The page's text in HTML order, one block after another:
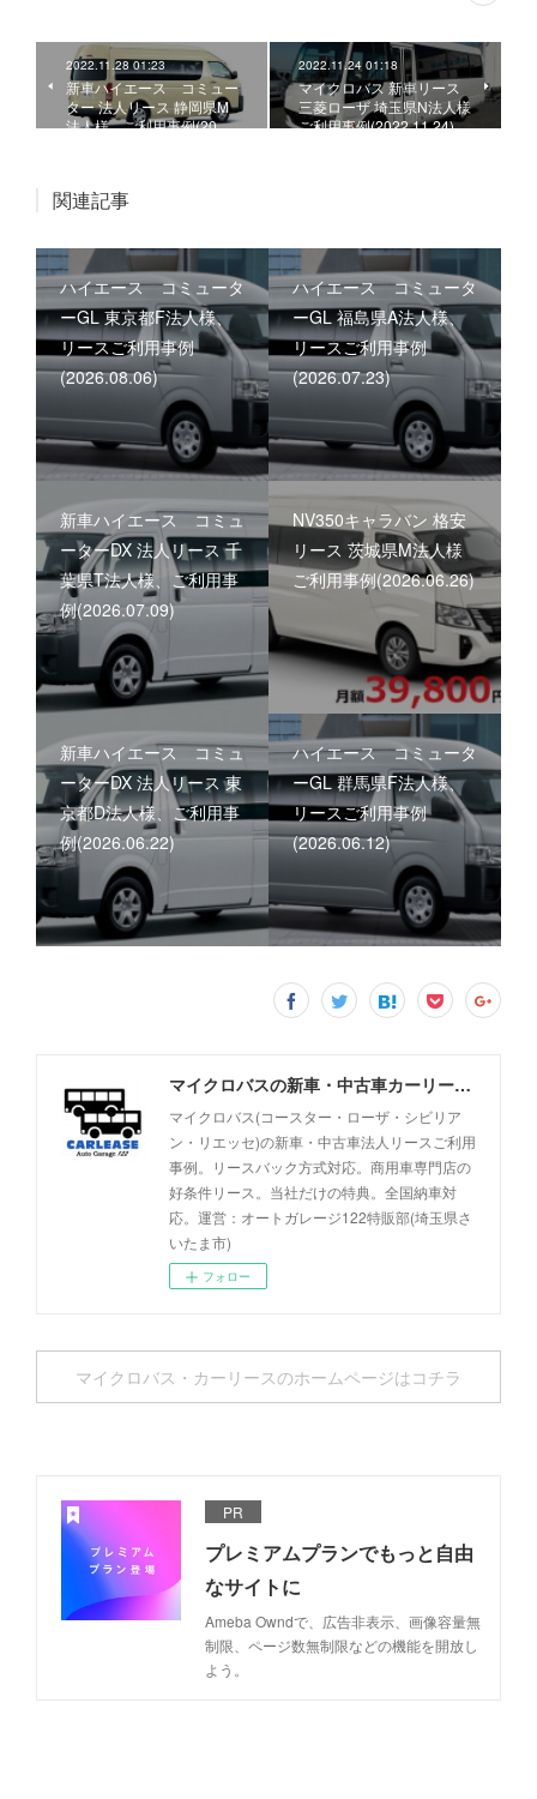
2022.11.28 01:23
新車ハイエース コミュー
ター 法人リース 静岡県M
法人様、ご利用事例(20…
2022.11.24 01:18
マイクロバス 新車リース
三菱ローザ 埼玉県N法人様
ご利用事例(2022.11.24)
関連記事
ハイエース コミュータ
ーGL 東京都F法人様、
リースご利用事例
(2026.08.06)
ハイエース コミュータ
ーGL 福島県A法人様、
リースご利用事例
(2026.07.23)
新車ハイエース コミュ
ーターDX 法人リース 千
葉県T法人様、ご利用事
例(2026.07.09)
NV350キャラバン 格安
リース 茨城県M法人様
ご利用事例(2026.06.26)
新車ハイエース コミュ
ーターDX 法人リース 東
京都D法人様、ご利用事
例(2026.06.22)
ハイエース コミュータ
ーGL 群馬県F法人様、
リースご利用事例
(2026.06.12)
マイクロバスの新車・中古車カーリース事例 - オートガレージ122
マイクロバス(コースター・ローザ・シビリア
ン・リエッセ)の新車・中古車法人リースご利用
事例。リースバック方式対応。商用車専門店の
好条件リース。当社だけの特典。全国納車対
応。運営：オートガレージ122特販部(埼玉県さ
いたま市)
フォロー
マイクロバス・カーリースのホームページはコチラ
PR
プレミアムプランでもっと自由
なサイトに
Ameba Owndで、広告非表示、画像容量無
制限、ページ数無制限などの機能を開放し
よう。